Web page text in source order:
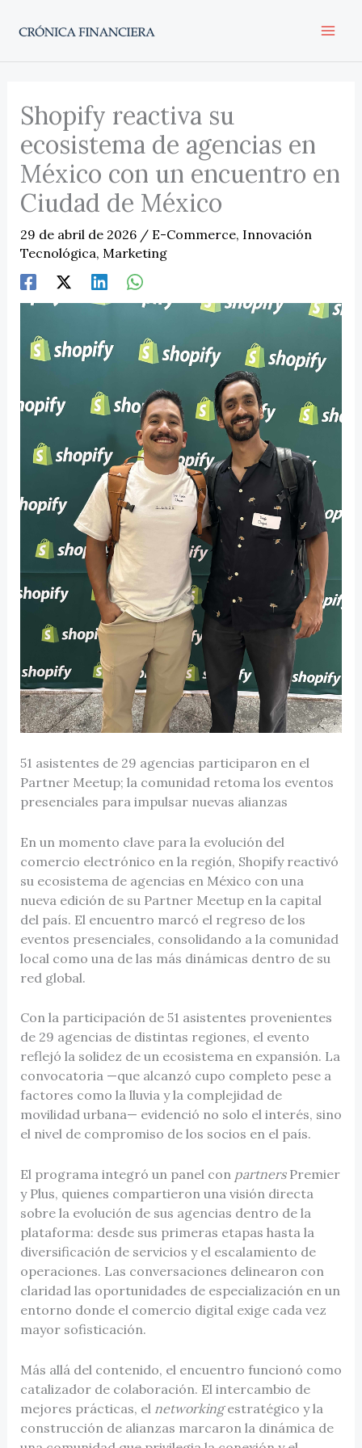
Shopify reactiva su
ecosistema de agencias en
México con un encuentro en
Ciudad de México
29 de abril de 2026 / E-Commerce, Innovación
Tecnológica, Marketing
51 asistentes de 29 agencias participaron en el
Partner Meetup; la comunidad retoma los eventos
presenciales para impulsar nuevas alianzas
En un momento clave para la evolución del
comercio electrónico en la región, Shopify reactivó
su ecosistema de agencias en México con una
nueva edición de su Partner Meetup en la capital
del país. El encuentro marcó el regreso de los
eventos presenciales, consolidando a la comunidad
local como una de las más dinámicas dentro de su
red global.
Con la participación de 51 asistentes provenientes
de 29 agencias de distintas regiones, el evento
reflejó la solidez de un ecosistema en expansión. La
convocatoria —que alcanzó cupo completo pese a
factores como la lluvia y la complejidad de
movilidad urbana— evidenció no solo el interés, sino
el nivel de compromiso de los socios en el país.
El programa integró un panel con partnersPremier
y Plus, quienes compartieron una visión directa
sobre la evolución de sus agencias dentro de la
plataforma: desde sus primeras etapas hasta la
diversificación de servicios y el escalamiento de
operaciones. Las conversaciones delinearon con
claridad las oportunidades de especialización en un
entorno donde el comercio digital exige cada vez
mayor sofisticación.
Más allá del contenido, el encuentro funcionó como
catalizador de colaboración. El intercambio de
mejores prácticas, el networkingestratégico y la
construcción de alianzas marcaron la dinámica de